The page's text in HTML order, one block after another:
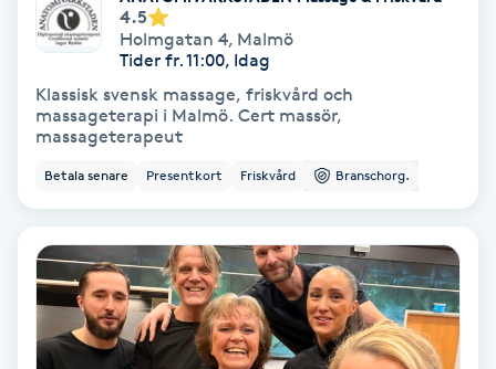
Läpptatuering
Manikyr & Pedikyr
Massage
Medial vägledning
4.5
Holmgatan 4, Malmö
Tider fr. 11:00, Idag
Klassisk svensk massage, friskvård och
massageterapi i Malmö. Cert massör,
massageterapeut
Betala senare Presentkort Friskvård Branschorg.